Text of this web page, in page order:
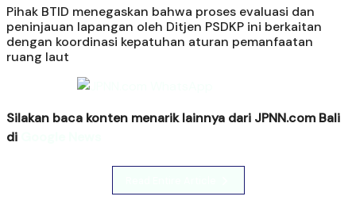
Pihak BTID menegaskan bahwa proses evaluasi dan
peninjauan lapangan oleh Ditjen PSDKP ini berkaitan
dengan koordinasi kepatuhan aturan pemanfaatan
ruang laut
Silakan baca konten menarik lainnya dari JPNN.com Bali
di